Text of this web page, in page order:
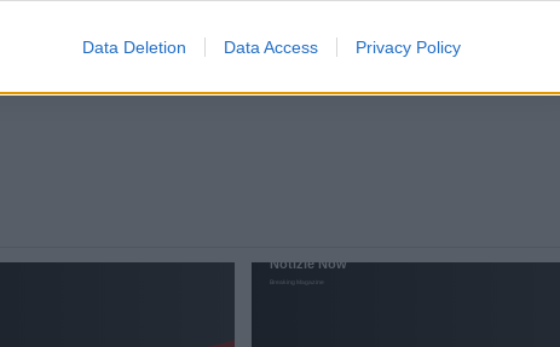
Data Deletion Data Access Privacy Policy
appeso sotto a un ponte di Roma